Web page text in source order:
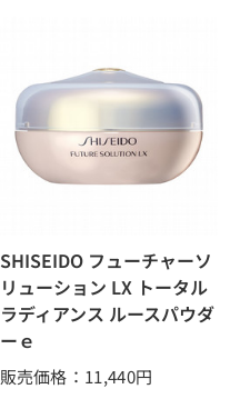
SHISEIDO フューチャーソ
リューション LX トータル
ラディアンス ルースパウダ
ーｅ
販売価格：11,440円